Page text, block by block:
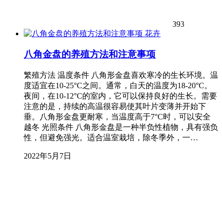
393
花卉
八角金盘的养殖方法和注意事项
繁殖方法 温度条件 八角形金盘喜欢寒冷的生长环境。温
度适宜在10-25°C之间。通常，白天的温度为18-20°C。
夜间，在10-12°C的室内，它可以保持良好的生长。需要
注意的是，持续的高温很容易使其叶片变薄并开始下
垂。八角形金盘更耐寒，当温度高于7°C时，可以安全
越冬 光照条件 八角形金盘是一种半负性植物，具有强负
性，但避免强光。适合温室栽培，除冬季外，一…
2022年5月7日